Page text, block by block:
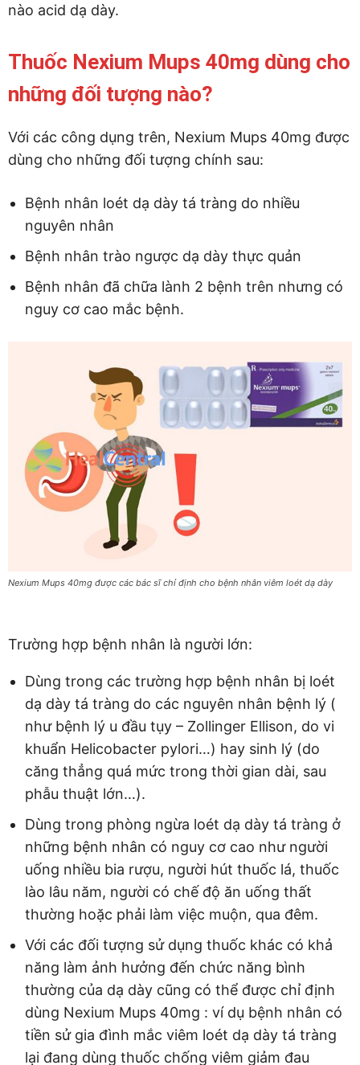
nào acid dạ dày.
Thuốc Nexium Mups 40mg dùng cho
những đối tượng nào?
Với các công dụng trên, Nexium Mups 40mg được
dùng cho những đối tượng chính sau:
Bệnh nhân loét dạ dày tá tràng do nhiều
nguyên nhân
Bệnh nhân trào ngược dạ dày thực quản
Bệnh nhân đã chữa lành 2 bệnh trên nhưng có
nguy cơ cao mắc bệnh.
Nexium Mups 40mg được các bác sĩ chỉ định cho bệnh nhân viêm loét dạ dày
Trường hợp bệnh nhân là người lớn:
Dùng trong các trường hợp bệnh nhân bị loét
dạ dày tá tràng do các nguyên nhân bệnh lý (
như bệnh lý u đầu tụy – Zollinger Ellison, do vi
khuẩn Helicobacter pylori…) hay sinh lý (do
căng thẳng quá mức trong thời gian dài, sau
phẫu thuật lớn…).
Dùng trong phòng ngừa loét dạ dày tá tràng ở
những bệnh nhân có nguy cơ cao như người
uống nhiều bia rượu, người hút thuốc lá, thuốc
lào lâu năm, người có chế độ ăn uống thất
thường hoặc phải làm việc muộn, qua đêm.
Với các đối tượng sử dụng thuốc khác có khả
năng làm ảnh hưởng đến chức năng bình
thường của dạ dày cũng có thể được chỉ định
dùng Nexium Mups 40mg : ví dụ bệnh nhân có
tiền sử gia đình mắc viêm loét dạ dày tá tràng
lại đang dùng thuốc chống viêm giảm đau